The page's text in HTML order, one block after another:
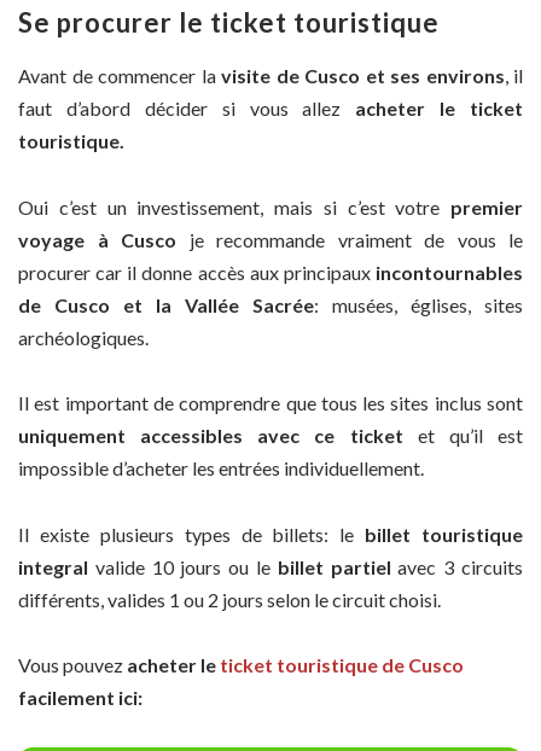
Se procurer le ticket touristique
Avant de commencer lavisite de Cusco et ses environs, il
faut d’abord décider si vous allez acheter le ticket
touristique.
Oui c’est un investissement, mais si c’est votre premier
voyage à Cusco je recommande vraiment de vous le
procurer car il donne accès aux principaux incontournables
de Cusco et la Vallée Sacrée: musées, églises, sites
archéologiques.
Il est important de comprendre que tous les sites inclus sont
uniquement accessibles avec ce ticket et qu’il est
impossible d’acheter les entrées individuellement.
Il existe plusieurs types de billets: le billet touristique
integral valide 10 jours ou le billet partiel avec 3 circuits
différents, valides 1 ou 2 jours selon le circuit choisi.
Vous pouvez acheter le ticket touristique de Cusco
facilement ici: